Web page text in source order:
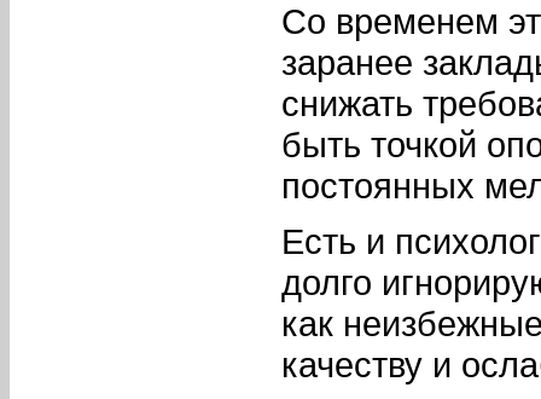
Со временем
заранее
снижать
быть точкой
постоянных
Есть и
долго
как
качеству и